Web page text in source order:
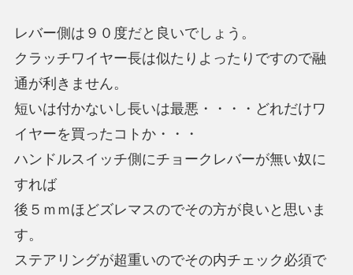
レバー側は９０度だと良いでしょう。
クラッチワイヤー長は似たりよったりですので融
通が利きません。
短いは付かないし長いは最悪・・・・どれだけワ
イヤーを買ったコトか・・・
ハンドルスイッチ側にチョークレバーが無い奴に
すれば
後５ｍｍほどズレマスのでその方が良いと思いま
す。
ステアリングが超重いのでその内チェック必須で